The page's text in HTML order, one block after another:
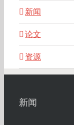
新闻
论文
资源
新闻